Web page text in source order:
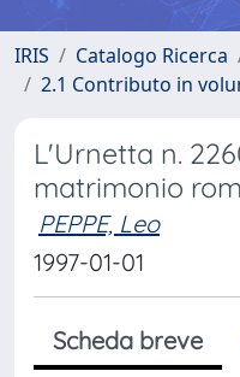
IRIS Catalogo Ricerca
2.1 Contributo in
L'Urnetta n.
matrimonio
PEPPE, Leo
1997-01-01
Scheda breve